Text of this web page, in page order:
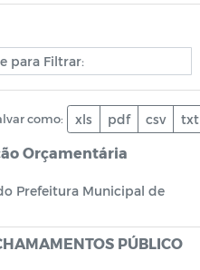
como: xls pdf csv txt
Orçamentária
Prefeitura Municipal de
PÚBLICO